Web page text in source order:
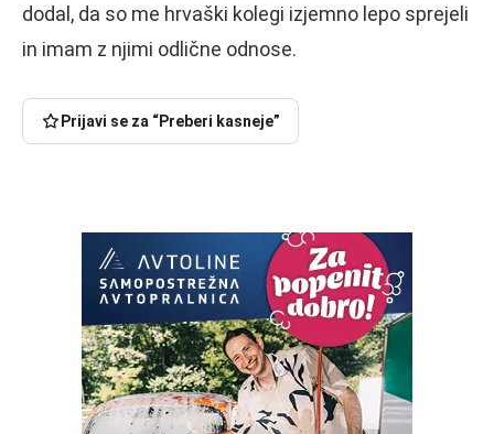
dodal, da so me hrvaški kolegi izjemno lepo sprejeli
in imam z njimi odlične odnose.
Prijavi se za “Preberi kasneje”